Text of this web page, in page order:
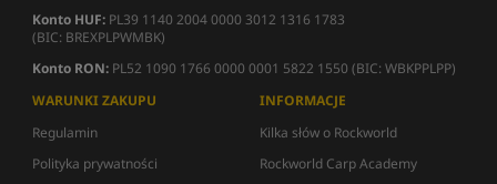
Konto HUF: PL39 1140 2004 0000 3012 1316 1783
(BIC: BREXPLPWMBK)
Konto RON: PL52 1090 1766 0000 0001 5822 1550 (BIC: WBKPPLPP)
WARUNKI ZAKUPU
Regulamin
Polityka prywatności
INFORMACJE
Kilka słów o Rockworld
Rockworld Carp Academy